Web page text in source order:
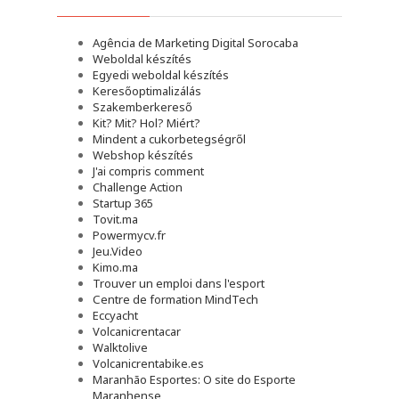
Agência de Marketing Digital Sorocaba
Weboldal készítés
Egyedi weboldal készítés
Keresőoptimalizálás
Szakemberkereső
Kit? Mit? Hol? Miért?
Mindent a cukorbetegségről
Webshop készítés
J'ai compris comment
Challenge Action
Startup 365
Tovit.ma
Powermycv.fr
Jeu.Video
Kimo.ma
Trouver un emploi dans l'esport
Сentre de formation MindTech
Eccyacht
Volcanicrentacar
Walktolive
Volcanicrentabike.es
Maranhão Esportes: O site do Esporte
Maranhense